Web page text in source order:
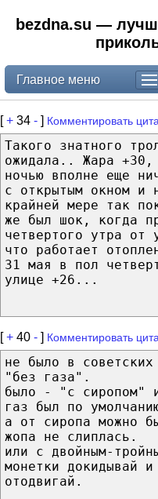
bezdna.su —
Главное меню
[+ 34 - ] Комментировать
Такого знатного
ожидала.. Жара
ночью вполне еще
с открытым окном и
крайней мере так
же был шок, когда
четвертого утра от
что работает
31 мая в пол
улице +26...
[+ 40 - ] Комментировать
не было в
"без газа".
было - "с сиропом"
газ был по
а от сиропа можно
жопа не слиплась.
или с двойным-
монетки докидывай
отодвигай.